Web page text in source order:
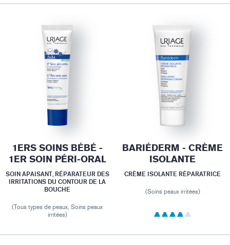
1ERS SOINS BÉBÉ -
1ER SOIN PÉRI-ORAL
SOIN APAISANT, RÉPARATEUR DES
IRRITATIONS DU CONTOUR DE LA
BOUCHE
(Tous types de peaux, Soins peaux
irritées)
BARIÉDERM - CRÈME
ISOLANTE
CRÈME ISOLANTE RÉPARATRICE
(Soins peaux irritées)